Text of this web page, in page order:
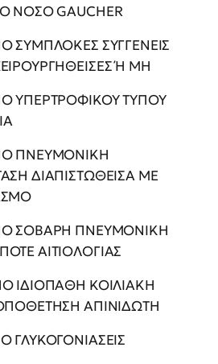
ΝΟΣΟ GAUCHER
ΣΥΜΠΛΟΚΕΣ ΣΥΓΓΕΝΕΙΣ
Ή ΜΗ
ΥΠΕΡΤΡΟΦΙΚΟΥ ΤΥΠΟΥ
ΠΝΕΥΜΟΝΙΚΗ
ΔΙΑΠΙΣΤΩΘΕΙΣΑ ΜΕ
ΣΟΒΑΡΗ ΠΝΕΥΜΟΝΙΚΗ
ΑΙΤΙΟΛΟΓΙΑΣ
ΙΔΙΟΠΑΘΗ ΚΟΙΛΙΑΚΗ
ΑΠΙΝΙΔΩΤΗ
ΓΛΥΚΟΓΟΝΙΑΣΕΙΣ